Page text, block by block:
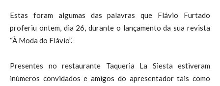
Estas foram algumas das palavras que Flávio Furtado
proferiu ontem, dia 26, durante o lançamento da sua revista
“À Moda do Flávio”.
Presentes no restaurante Taqueria La Siesta estiveram
inúmeros convidados e amigos do apresentador tais como